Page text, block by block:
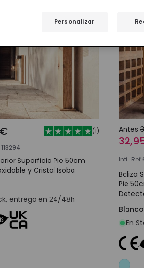
(1)
113294
Superficie Pie 50cm
y Cristal Isoba
entrega en 24/48h
Antes
Inti Ref
Baliza
Pie
En
Personalizar